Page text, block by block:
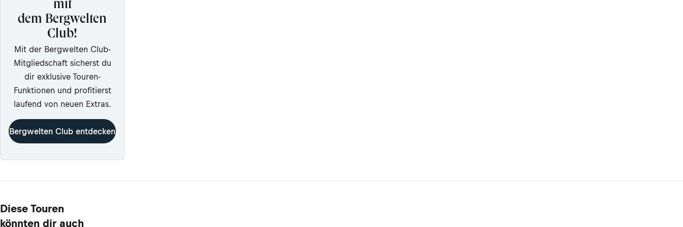
mit
dem Bergwelten
Club!
Mit der Bergwelten Club-
Mitgliedschaft sicherst du
dir exklusive Touren-
Funktionen und profitierst
laufend von neuen Extras.
Bergwelten Club entdecken
Diese Touren
könnten dir auch